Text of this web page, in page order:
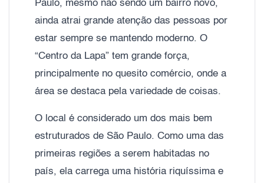
Paulo, mesmo não sendo um bairro novo,
ainda atrai grande atenção das pessoas por
estar sempre se mantendo moderno. O
“Centro da Lapa” tem grande força,
principalmente no quesito comércio, onde a
área se destaca pela variedade de coisas.
O local é considerado um dos mais bem
estruturados de São Paulo. Como uma das
primeiras regiões a serem habitadas no
país, ela carrega uma história riquíssima e